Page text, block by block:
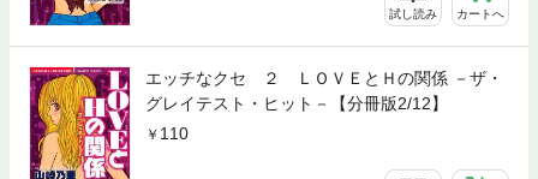
試し読み カートへ
エッチなクセ ２ ＬＯＶＥとＨの関係 －ザ・
グレイテスト・ヒット－【分冊版2/12】
110